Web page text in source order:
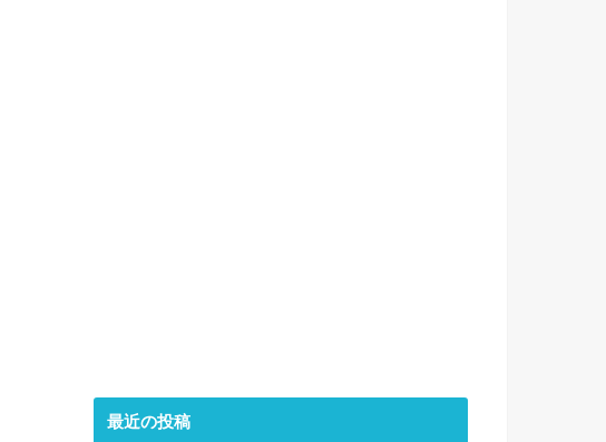
最近の投稿